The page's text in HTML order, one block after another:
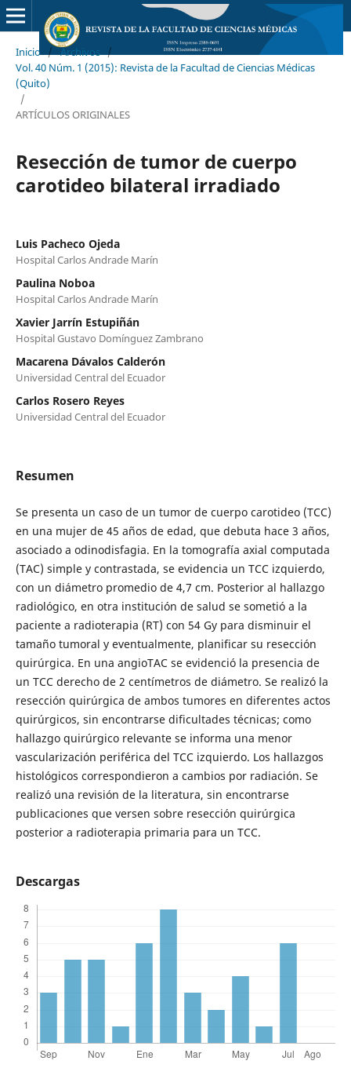
Inicio / Archivos /
Vol. 40 Núm. 1 (2015): Revista de la Facultad de Ciencias Médicas
(Quito)
/
ARTÍCULOS ORIGINALES
Resección de tumor de cuerpo
carotideo bilateral irradiado
Luis Pacheco Ojeda
Hospital Carlos Andrade Marín
Paulina Noboa
Hospital Carlos Andrade Marín
Xavier Jarrín Estupiñán
Hospital Gustavo Domínguez Zambrano
Macarena Dávalos Calderón
Universidad Central del Ecuador
Carlos Rosero Reyes
Universidad Central del Ecuador
Resumen
Se presenta un caso de un tumor de cuerpo carotideo (TCC)
en una mujer de 45 años de edad, que debuta hace 3 años,
asociado a odinodisfagia. En la tomografía axial computada
(TAC) simple y contrastada, se evidencia un TCC izquierdo,
con un diámetro promedio de 4,7 cm. Posterior al hallazgo
radiológico, en otra institución de salud se sometió a la
paciente a radioterapia (RT) con 54 Gy para disminuir el
tamaño tumoral y eventualmente, planificar su resección
quirúrgica. En una angioTAC se evidenció la presencia de
un TCC derecho de 2 centímetros de diámetro. Se realizó la
resección quirúrgica de ambos tumores en diferentes actos
quirúrgicos, sin encontrarse dificultades técnicas; como
hallazgo quirúrgico relevante se informa una menor
vascularización periférica del TCC izquierdo. Los hallazgos
histológicos correspondieron a cambios por radiación. Se
realizó una revisión de la literatura, sin encontrarse
publicaciones que versen sobre resección quirúrgica
posterior a radioterapia primaria para un TCC.
Descargas